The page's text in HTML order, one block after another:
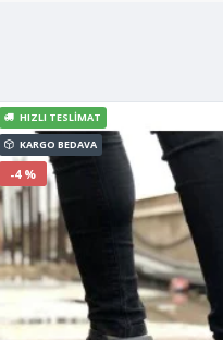
KARGO BEDAVA
HIZLI TESLIMAT
-4 %